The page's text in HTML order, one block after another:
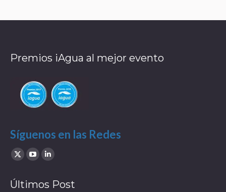
Premios iAgua al mejor evento
Síguenos en las Redes
Find us on:
X
opens
YouTube
opens
Linkedin
opens
Últimos Post